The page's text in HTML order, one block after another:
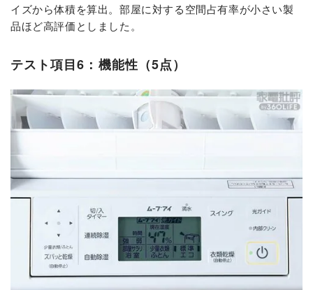
イズから体積を算出。部屋に対する空間占有率が小さい製
品ほど高評価としました。
テスト項目6：機能性（5点）